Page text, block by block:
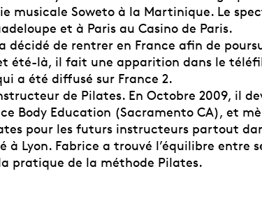
musicale Soweto à la Martinique. Le
et à Paris au Casino de Paris.
décidé de rentrer en France afin de
été-là, il fait une apparition dans le
a été diffusé sur France 2.
de Pilates. En Octobre 2009, il
Body Education (Sacramento CA), et
pour les futurs instructeurs partout
à Lyon. Fabrice a trouvé l’équilibre entre
pratique de la méthode Pilates.